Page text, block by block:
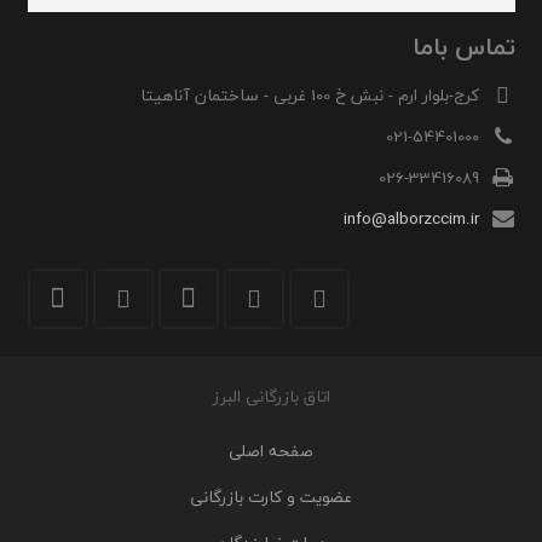
تماس باما
کرج-بلوار ارم - نبش خ 100 غربی - ساختمان آناهیتا
021-54401000
026-33416089
info@alborzccim.ir
اتاق بازرگانی البرز
صفحه اصلی
عضویت و کارت بازرگانی